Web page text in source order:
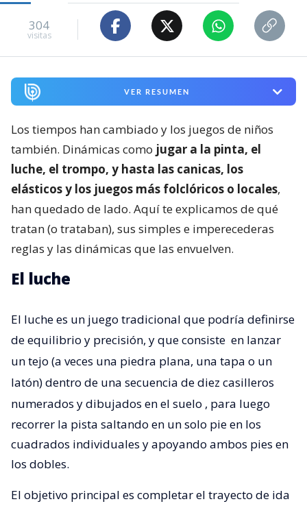
304
visitas
VER RESUMEN
Los tiempos han cambiado y los juegos de niños
también. Dinámicas como jugar a la pinta, el
luche, el trompo, y hasta las canicas, los
elásticos y los juegos más folclóricos o locales,
han quedado de lado. Aquí te explicamos de qué
tratan (o trataban), sus simples e imperecederas
reglas y las dinámicas que las envuelven.
El luche
El luche es un juego tradicional que podría definirse
de equilibrio y precisión, y que consiste en lanzar
un tejo (a veces una piedra plana, una tapa o un
latón) dentro de una secuencia de diez casilleros
numerados y dibujados en el suelo , para luego
recorrer la pista saltando en un solo pie en los
cuadrados individuales y apoyando ambos pies en
los dobles.
El objetivo principal es completar el trayecto de ida